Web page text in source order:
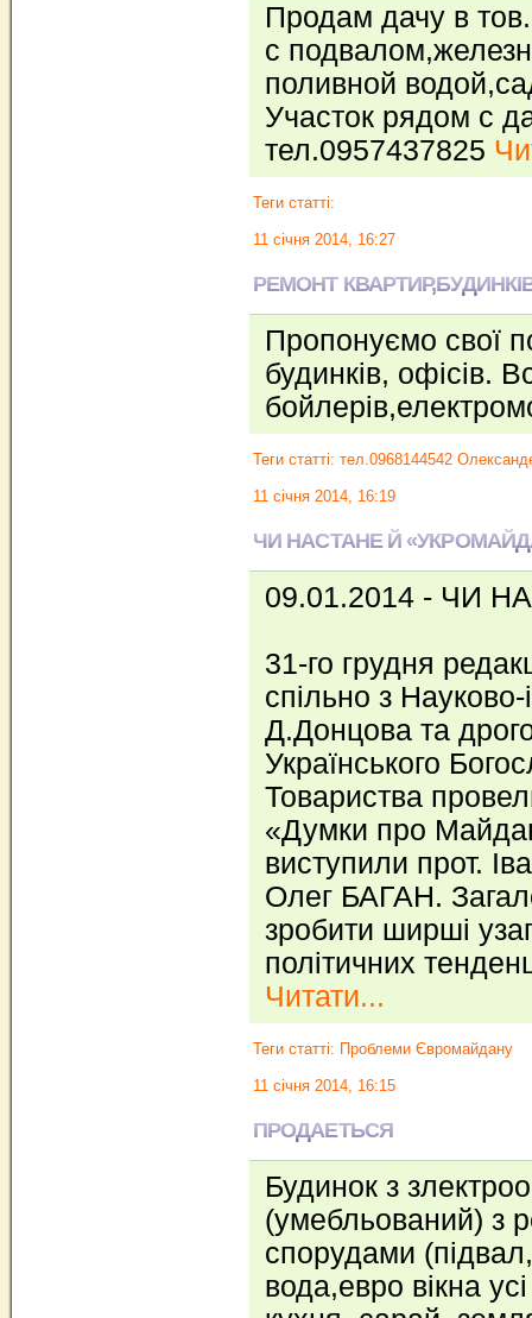
Продам дачу в
с
поливной
Участок рядом с
тел.0957437825
Теги статті:
11 січня 2014, 16:27
РЕМОНТ
Пропонуємо свої
будинків, офісів.
Теги статті: тел.0968144542
11 січня 2014, 16:19
ЧИ НАСТАНЕ Й
09.01.2014 - ЧИ
31-го грудня
спільно з
Д.Донцова та
Українського
Товариства
«Думки про
виступили прот.
Олег БАГАН.
зробити ширші
політичних
Читати...
Теги статті: Проблеми Євромайдану
11 січня 2014, 16:15
ПРОДАЕТЬСЯ
Будинок з
(умебльований) з
спорудами
вода,евро вікна